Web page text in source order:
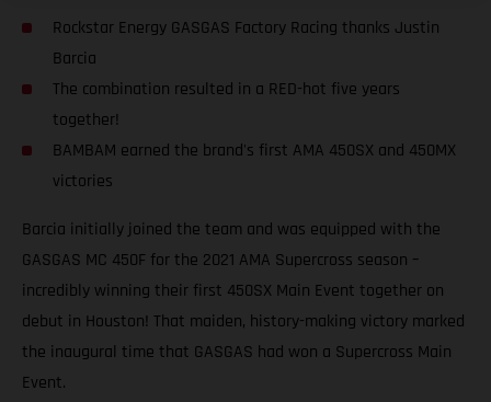
Rockstar Energy GASGAS Factory Racing thanks Justin
Barcia
The combination resulted in a RED-hot five years
together!
BAMBAM earned the brand's first AMA 450SX and 450MX
victories
Barcia initially joined the team and was equipped with the
GASGAS MC 450F for the 2021 AMA Supercross season –
incredibly winning their first 450SX Main Event together on
debut in Houston! That maiden, history-making victory marked
the inaugural time that GASGAS had won a Supercross Main
Event.